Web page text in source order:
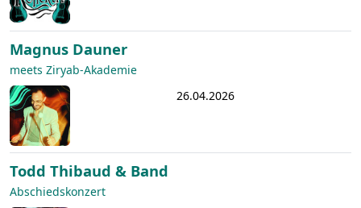
Magnus Dauner
meets Ziryab-Akademie
26.04.2026
Todd Thibaud & Band
Abschiedskonzert